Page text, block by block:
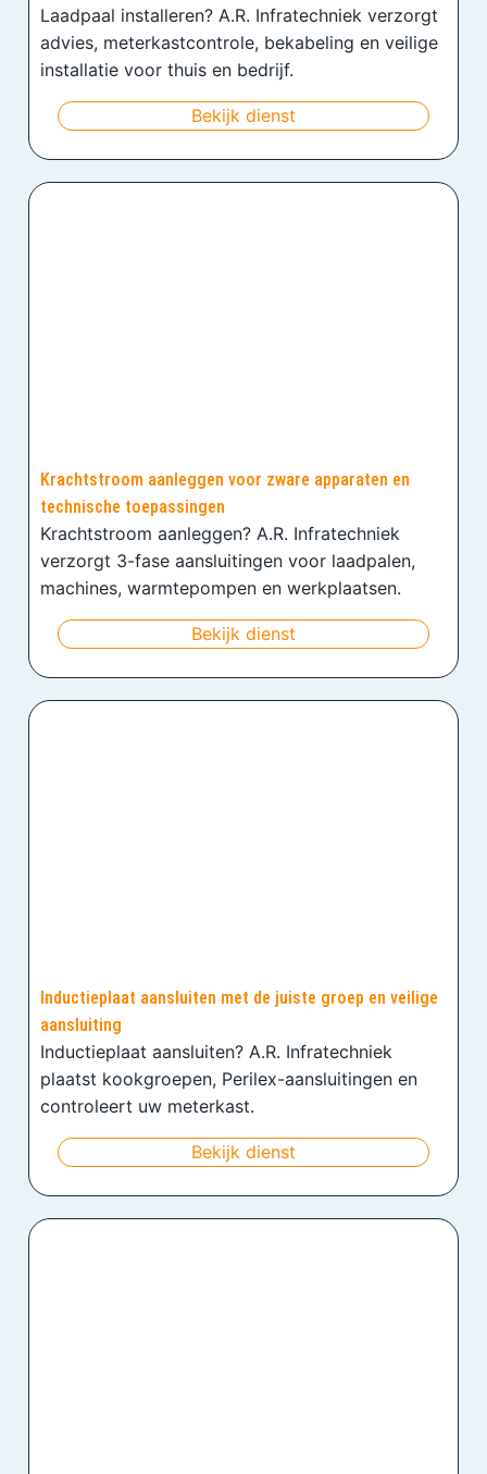
Laadpaal installeren? A.R. Infratechniek verzorgt
advies, meterkastcontrole, bekabeling en veilige
installatie voor thuis en bedrijf.
Bekijk dienst
Krachtstroom aanleggen voor zware apparaten en
technische toepassingen
Krachtstroom aanleggen? A.R. Infratechniek
verzorgt 3-fase aansluitingen voor laadpalen,
machines, warmtepompen en werkplaatsen.
Bekijk dienst
Inductieplaat aansluiten met de juiste groep en veilige
aansluiting
Inductieplaat aansluiten? A.R. Infratechniek
plaatst kookgroepen, Perilex-aansluitingen en
controleert uw meterkast.
Bekijk dienst